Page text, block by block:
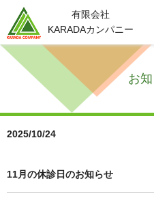
有限会社
KARADAカンパニー
メニ
初めての方へ アクセス
患者様の声 ブログ ニュ
もみの木接骨院 ゆいまー
お
2025/10/24
11月の休診日のお知らせ